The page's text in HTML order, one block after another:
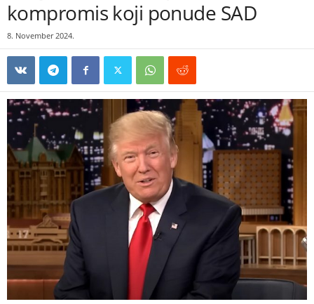
kompromis koji ponude SAD
8. November 2024.